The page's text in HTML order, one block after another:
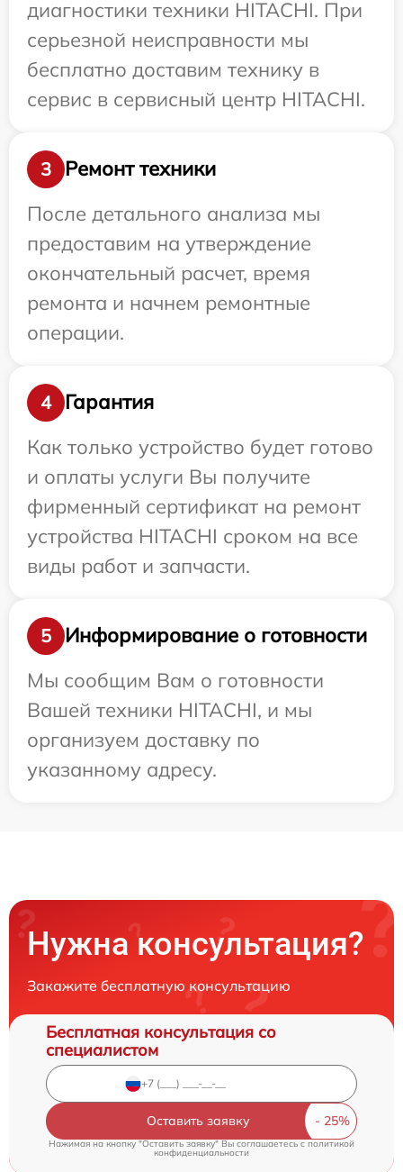
диагностики техники HITACHI. При
серьезной неисправности мы
бесплатно доставим технику в
сервис в сервисный центр HITACHI.
3
Ремонт техники
После детального анализа мы
предоставим на утверждение
окончательный расчет, время
ремонта и начнем ремонтные
операции.
4
Гарантия
Как только устройство будет готово
и оплаты услуги Вы получите
фирменный сертификат на ремонт
устройства HITACHI сроком на все
виды работ и запчасти.
5
Информирование о готовности
Мы сообщим Вам о готовности
Вашей техники HITACHI, и мы
организуем доставку по
указанному адресу.
Нужна консультация?
Закажите бесплатную консультацию
Бесплатная консультация со
специалистом
Оставить заявку
Нажимая на кнопку "Оставить заявку" Вы соглашаетесь cполитикой
конфиденциальности